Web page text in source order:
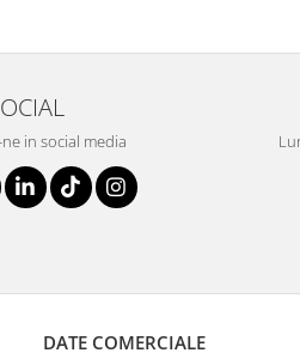
in social media
DATE COMERCIALE